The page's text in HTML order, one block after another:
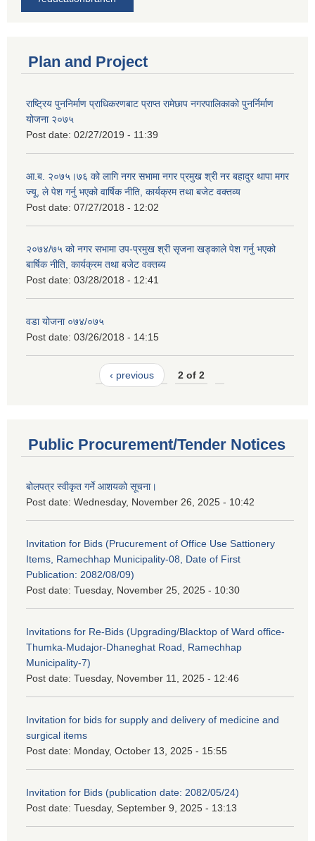
Plan and Project
राष्ट्रिय पुननिर्माण प्राधिकरणबाट प्राप्त रामेछाप नगरपालिकाको पुनर्निर्माण
योजना २०७५
Post date: 02/27/2019 - 11:39
आ.ब. २०७५।७६ को लागि नगर सभामा नगर प्रमुख श्री नर बहादुर थापा मगर
ज्यू, ले पेश गर्नु भएको वार्षिक नीति, कार्यक्रम तथा बजेट वक्तव्य
Post date: 07/27/2018 - 12:02
२०७४/७५ को नगर सभामा उप-प्रमुख श्री सृजना खड्काले पेश गर्नु भएको
बार्षिक नीति, कार्यक्रम तथा बजेट वक्तब्य
Post date: 03/28/2018 - 12:41
वडा योजना ०७४/०७५
Post date: 03/26/2018 - 14:15
‹ previous 2 of 2
Public Procurement/Tender Notices
बोलपत्र स्वीकृत गर्ने आशयको सूचना।
Post date: Wednesday, November 26, 2025 - 10:42
Invitation for Bids (Prucurement of Office Use Sattionery
Items, Ramechhap Municipality-08, Date of First
Publication: 2082/08/09)
Post date: Tuesday, November 25, 2025 - 10:30
Invitations for Re-Bids (Upgrading/Blacktop of Ward office-
Thumka-Mudajor-Dhaneghat Road, Ramechhap
Municipality-7)
Post date: Tuesday, November 11, 2025 - 12:46
Invitation for bids for supply and delivery of medicine and
surgical items
Post date: Monday, October 13, 2025 - 15:55
Invitation for Bids (publication date: 2082/05/24)
Post date: Tuesday, September 9, 2025 - 13:13